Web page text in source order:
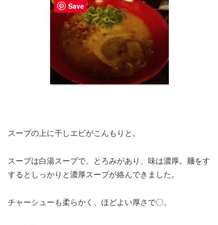
スープの上に干しエビがこんもりと。
スープは白湯スープで、とろみがあり、味は濃厚。麺をす
するとしっかりと濃厚スープが絡んできました。
チャーシューも柔らかく、ほどよい厚さで〇。
Save